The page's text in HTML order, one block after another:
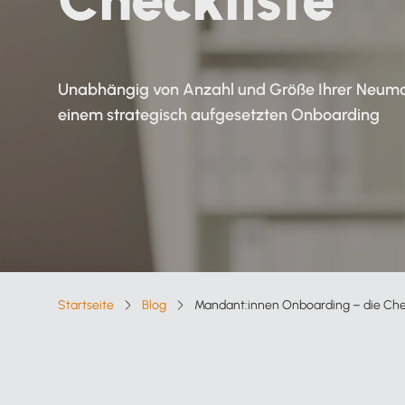
Verfahrensdokumentation
Alle Funktionen für Steuerberater
Lexware Office für
Kanzleisoftware
Kostenloser Support
Online arbeiten
Unabhängig von Anzahl und Größe Ihrer
einem strategisch aufgesetzten Onboarding
Breadcrumb-Navigation
Startseite Blog Mandant:innen Onboarding – die